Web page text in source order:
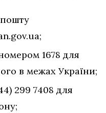
;
1678 для
в межах України;
299 7408 для